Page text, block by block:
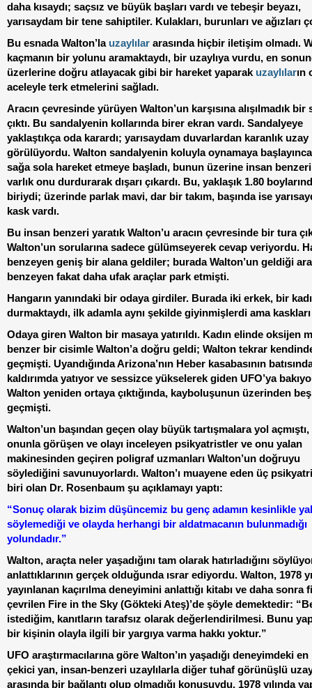
daha kısaydı; saçsız ve büyük başları vardı ve tebeşir beyazı,
yarısaydam bir tene sahiptiler. Kulakları, burunları ve ağızları
Bu esnada Walton’la uzaylılar arasında hiçbir iletişim olmadı.
kaçmanın bir yolunu aramaktaydı, bir uzaylıya vurdu, en
üzerlerine doğru atlayacak gibi bir hareket yaparak uzaylıların
aceleyle terk etmelerini sağladı.
Aracın çevresinde yürüyen Walton’un karşısına alışılmadık bir
çıktı. Bu sandalyenin kollarında birer ekran vardı. Sandalyeye
yaklaştıkça oda karardı; yarısaydam duvarlardan karanlık uzay
görülüyordu. Walton sandalyenin koluyla oynamaya
sağa sola hareket etmeye başladı, bunun üzerine insan
varlık onu durdurarak dışarı çıkardı. Bu, yaklaşık 1.80
biriydi; üzerinde parlak mavi, dar bir takım, başında ise
kask vardı.
Bu insan benzeri yaratık Walton’u aracın çevresinde bir tura
Walton’un sorularına sadece gülümseyerek cevap veriyordu.
benzeyen geniş bir alana geldiler; burada Walton’un geldiği
benzeyen fakat daha ufak araçlar park etmişti.
Hangarın yanındaki bir odaya girdiler. Burada iki erkek, bir
durmaktaydı, ilk adamla aynı şekilde giyinmişlerdi ama
Odaya giren Walton bir masaya yatırıldı. Kadın elinde oksijen
benzer bir cisimle Walton’a doğru geldi; Walton tekrar
geçmişti. Uyandığında Arizona’nın Heber kasabasının
kaldırımda yatıyor ve sessizce yükselerek giden UFO’ya
Walton yeniden ortaya çıktığında, kayboluşunun üzerinden
geçmişti.
Walton’un başından geçen olay büyük tartışmalara yol
onunla görüşen ve olayı inceleyen psikyatristler ve onu yalan
makinesinden geçiren poligraf uzmanları Walton’un doğruyu
söylediğini savunuyorlardı. Walton’ı muayene eden üç
biri olan Dr. Rosenbaum şu açıklamayı yaptı:
“Sonuç olarak bizim düşüncemiz bu genç adamın kesinlikle
söylemediği ve olayda herhangi bir aldatmacanın bulunmadığı
yolundadır.”
Walton, araçta neler yaşadığını tam olarak hatırladığını
anlattıklarının gerçek olduğunda ısrar ediyordu. Walton, 1978
yayınlanan kaçırılma deneyimini anlattığı kitabı ve daha sonra
çevrilen Fire in the Sky (Gökteki Ateş)’de şöyle demektedir:
istediğim, kanıtların tarafsız olarak değerlendirilmesi. Bunu
bir kişinin olayla ilgili bir yargıya varma hakkı yoktur.”
UFO araştırmacılarına göre Walton’ın yaşadığı deneyimdeki
çekici yan, insan-benzeri uzaylılarla diğer tuhaf görünüşlü
arasında bir bağlantı olup olmadığı konusuydu. 1978 yılında